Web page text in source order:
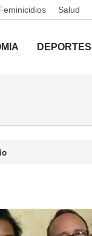
Salud
DEPORTES